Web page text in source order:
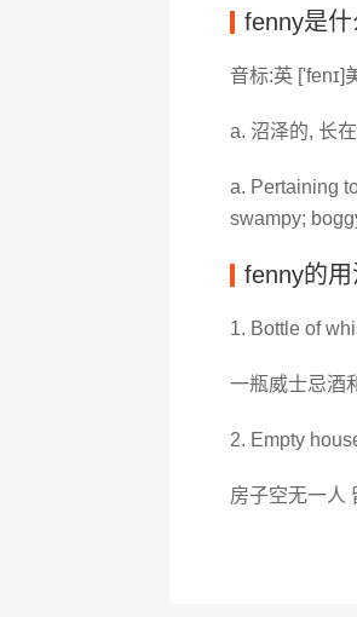
fenny是
音标:英 ['fenɪ]
a. 沼泽的, 长
a. Pertaining
swampy;
fenny的用
1. Bottle of
一瓶威士忌酒
2. Empty
房子空无一人